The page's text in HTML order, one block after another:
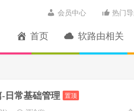
首页 软路由相关
会员中心 热门
日常基础管理 置顶